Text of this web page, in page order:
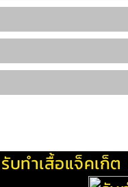
รับทําเสื้อแจ็คเก็ต